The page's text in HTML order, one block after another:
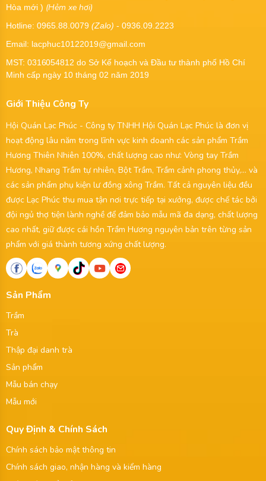
Hòa mới ) (Hẻm xe hơi)
Hotline: 0965.88.0079 (Zalo) - 0936.09.2223
Email: lacphuc10122019@gmail.com
MST: 0316054812 do Sở Kế hoạch và Đầu tư thành phố Hồ Chí
Minh cấp ngày 10 tháng 02 năm 2019
Giới Thiệu Công Ty
Hội Quán Lạc Phúc - Công ty TNHH Hội Quán Lạc Phúc là đơn vị
hoạt động lâu năm trong lĩnh vực kinh doanh các sản phẩm Trầm
Hương Thiên Nhiên 100%, chất lượng cao như: Vòng tay Trầm
Hương, Nhang Trầm tự nhiên, Bột Trầm, Trầm cảnh phong thủy,... và
các sản phẩm phụ kiện lư đồng xông Trầm. Tất cả nguyên liệu đều
được Lạc Phúc thu mua tận nơi trực tiếp tại xưởng, được chế tác bởi
đội ngủ thợ tiện lành nghề để đảm bảo mẫu mã đa dạng, chất lượng
cao nhất, giữ được cái hồn Trầm Hương nguyên bản trên từng sản
phẩm với giá thành tương xứng chất lượng.
Sản Phẩm
Trầm
Trà
Thập đại danh trà
Sản phẩm
Mẫu bán chạy
Mẫu mới
Quy Định & Chính Sách
Chính sách bảo mật thông tin
Chính sách giao, nhận hàng và kiểm hàng